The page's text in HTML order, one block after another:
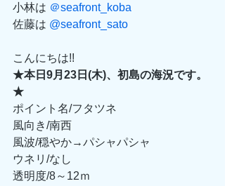
小林は ＠seafront_koba
佐藤は @seafront_sato
こんにちは!!
★本日9月23日(木)、初島の海況です。
★
ポイント名/フタツネ
風向き/南西
風波/穏やか→パシャパシャ
ウネリ/なし
透明度/8～12ｍ